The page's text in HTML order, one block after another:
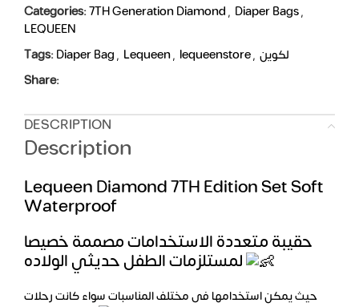
Categories:7TH Generation Diamond, Diaper Bags,
LEQUEEN
Tags:Diaper Bag, Lequeen, lequeenstore, لكوين
Share:
DESCRIPTION
Description
Lequeen Diamond 7TH Edition Set Soft
Waterproof
حقيبة متعددة الاستخدامات مصممة خصيصا
حيث يمكن استخدامها فى مختلف المناسبات سواء كانت رحلات